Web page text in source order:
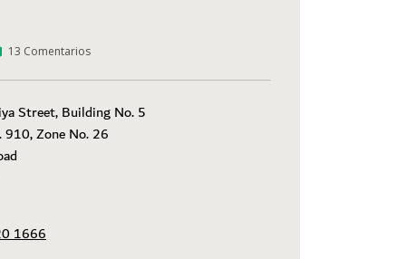
13 Comentarios
Street, Building No. 5
Zone No. 26
1666